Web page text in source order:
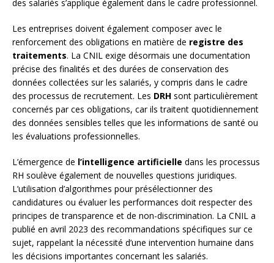
des salariés s’applique également dans le cadre professionnel.
Les entreprises doivent également composer avec le
renforcement des obligations en matière de registre des
traitements. La CNIL exige désormais une documentation
précise des finalités et des durées de conservation des
données collectées sur les salariés, y compris dans le cadre
des processus de recrutement. Les DRH sont particulièrement
concernés par ces obligations, car ils traitent quotidiennement
des données sensibles telles que les informations de santé ou
les évaluations professionnelles.
L’émergence de l’intelligence artificielle dans les processus
RH soulève également de nouvelles questions juridiques.
L’utilisation d’algorithmes pour présélectionner des
candidatures ou évaluer les performances doit respecter des
principes de transparence et de non-discrimination. La CNIL a
publié en avril 2023 des recommandations spécifiques sur ce
sujet, rappelant la nécessité d’une intervention humaine dans
les décisions importantes concernant les salariés.